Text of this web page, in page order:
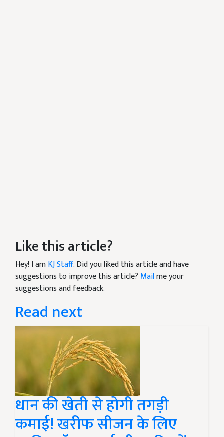
Like this article?
Hey! I amKJ Staff. Did you liked this article and have
suggestions to improve this article? Mailme your
suggestions and feedback.
Read next
धान की खेती से होगी तगड़ी
कमाई! खरीफ सीजन के लिए